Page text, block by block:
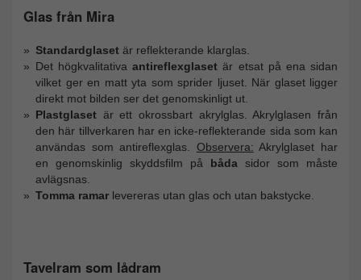
Glas från Mira
Standardglaset är reflekterande klarglas.
Det högkvalitativaantireflexglaset är etsat på ena sidan
vilket ger en matt yta som sprider ljuset. När glaset ligger
direkt mot bilden ser det genomskinligt ut.
Plastglaset är ett okrossbart akrylglas. Akrylglasen från
den här tillverkaren har en icke-reflekterande sida som kan
användas som antireflexglas. Observera: Akrylglaset har
en genomskinlig skyddsfilm på båda sidor som måste
avlägsnas.
Tomma ramar levereras utan glas och utan bakstycke.
Tavelram som lådram